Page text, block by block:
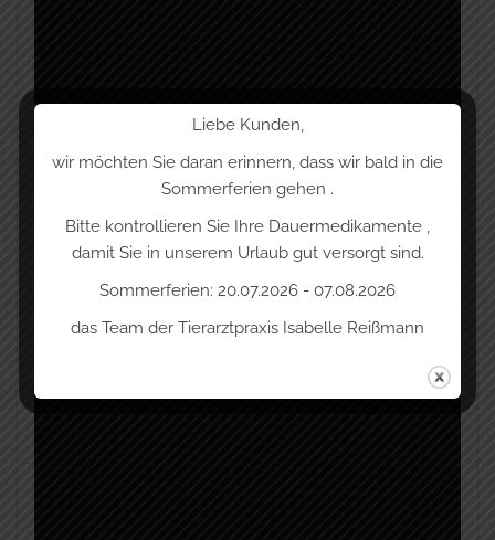
Liebe Kunden,
wir möchten Sie daran erinnern, dass wir bald in die
Sommerferien gehen .
Bitte kontrollieren Sie Ihre Dauermedikamente ,
damit Sie in unserem Urlaub gut versorgt sind.
Sommerferien: 20.07.2026 - 07.08.2026
das Team der Tierarztpraxis Isabelle Reißmann